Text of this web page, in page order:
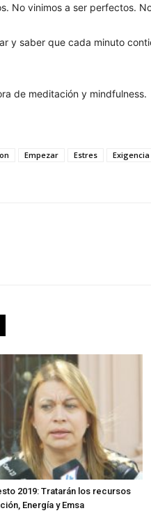
No vinimos a ser perfectos.
y saber que cada minuto
de meditación y mindfulness.
Empezar Estres Exigencia
2019: Tratarán los recursos
Energía y Emsa